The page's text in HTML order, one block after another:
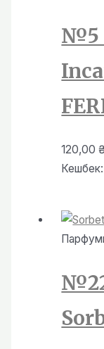
№5
120,00₴
Кешбек: